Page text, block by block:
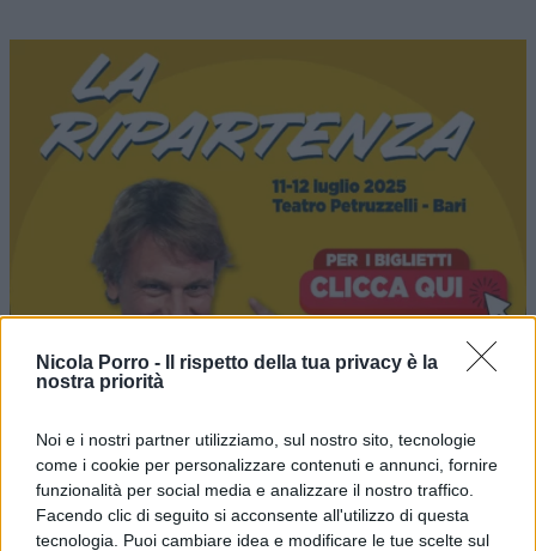
Nicola Porro -
Il rispetto della tua privacy è la
nostra priorità
Noi e i nostri partner utilizziamo, sul nostro sito, tecnologie
come i cookie per personalizzare contenuti e annunci, fornire
funzionalità per social media e analizzare il nostro traffico.
Facendo clic di seguito si acconsente all'utilizzo di questa
tecnologia. Puoi cambiare idea e modificare le tue scelte sul